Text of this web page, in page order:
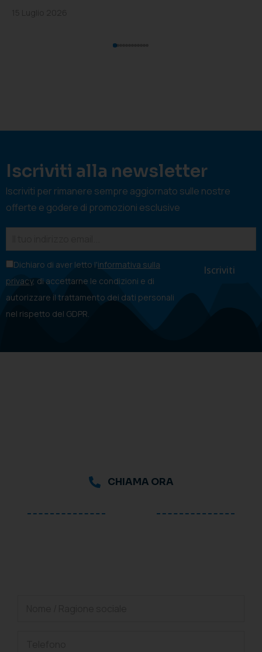
Iscriviti alla newsletter
Iscriviti per rimanere sempre aggiornato sulle nostre
offerte e godere di promozioni esclusive
Dichiaro di aver letto l'informativa sulla
privacy, di accettarne le condizioni e di
autorizzare il trattamento dei dati personali
nel rispetto del GDPR.
CHIAMA ORA